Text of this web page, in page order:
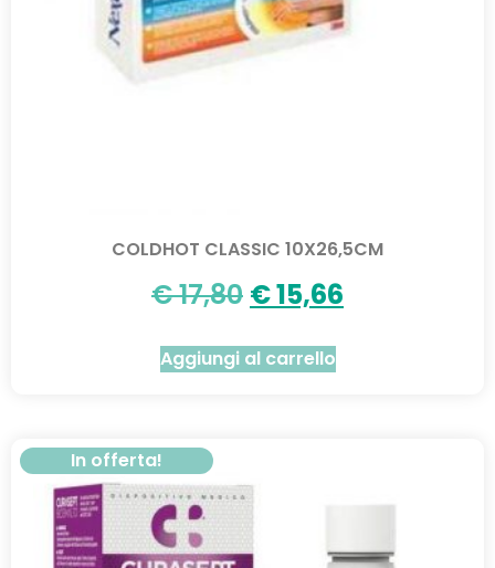
COLDHOT CLASSIC 10X26,5CM
€17,80 €15,66
Aggiungi al carrello
In offerta!